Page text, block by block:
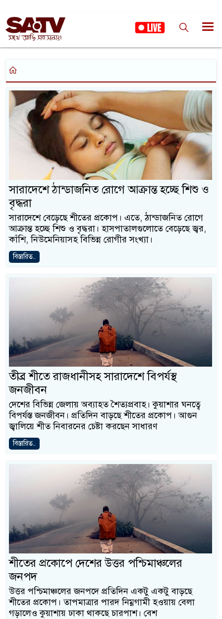
সারাদেশে ঠান্ডাজনিত রোগে আক্রান্ত হচ্ছে শিশু ও
বৃদ্ধরা
সারাদেশে বেড়েছে শীতের প্রকোপ। এতে, ঠান্ডাজনিত রোগে
আক্রান্ত হচ্ছে শিশু ও বৃদ্ধরা। হাসপাতালগুলোতে বেড়েছে জ্বর,
কাঁশি, নিউমেনিয়াসহ বিভিন্ন রোগীর সংখ্যা।
বিস্তারিত..
তীব্র শীতে রাজধানীসহ সারাদেশে বিপর্যস্থ
জনজীবন
দেশের বিভিন্ন জেলায় অব্যাহত শৈত্যপ্রবাহ। কুয়াশার ঘনত্বে
বিপর্যস্ত জনজীবন। প্রতিদিন বাড়ছে শীতের প্রকোপ। আগুন
জ্বালিয়ে শীত নিবারনের চেষ্টা করছেন সাধারণ
বিস্তারিত..
শীতের প্রকোপে দেশের উত্তর পশ্চিমাঞ্চলের
জনপদ
উত্তর পশ্চিমাঞ্চলের জনপদে প্রতিদিন একটু একটু বাড়ছে
শীতের প্রকোপ। তাপমাত্রার পারদ নিম্নগামী হওয়ায় বেলা
গড়ালেও কুয়াশায় ঢাকা থাকছে চারপাশ। বেশ